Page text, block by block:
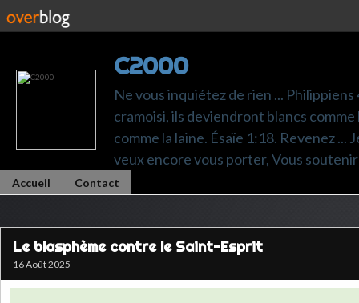
C2000
Ne vous inquiétez de rien ...
cramoisi, ils deviendront blancs
comme la laine. Ésaïe 1:18. Revenez
veux encore vous porter, Vous
Accueil Contact
Le blasphème contre le Saint-Esprit
16 Août 2025